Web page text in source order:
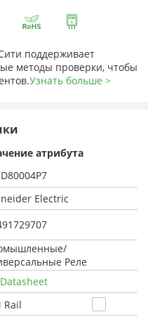
поддерживает
методы проверки, чтобы
Узнать больше >
атрибута
Electric
Реле
Datasheet
Rail